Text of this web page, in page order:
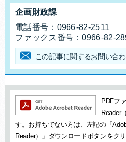
お問合せ先
企画財政課
電話番号： 0966-82-2511
ファックス番号：0966-82-
この記事に関するお問い合
追加情報：PDFファイル
PDFフ
Reader
す。お持ちでない方は、左記の「
Reader）」ダウンロードボタンをク